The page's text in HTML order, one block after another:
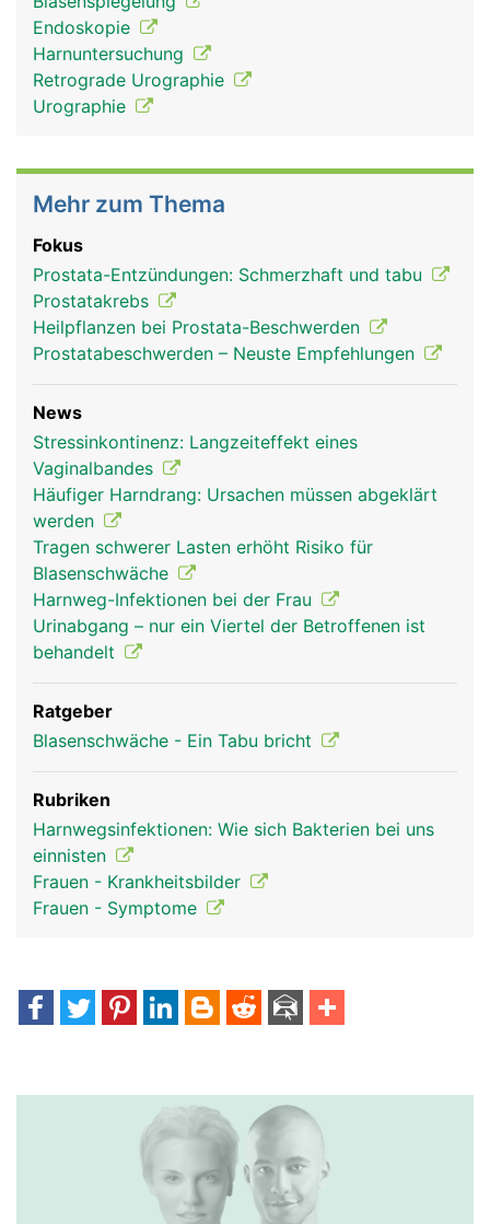
Endoskopie
Harnuntersuchung
Retrograde Urographie
Urographie
Mehr zum Thema
Fokus
Prostata-Entzündungen: Schmerzhaft und tabu
Prostatakrebs
Heilpflanzen bei Prostata-Beschwerden
Prostatabeschwerden – Neuste Empfehlungen
News
Stressinkontinenz: Langzeiteffekt eines
Vaginalbandes
Häufiger Harndrang: Ursachen müssen abgeklärt
werden
Tragen schwerer Lasten erhöht Risiko für
Blasenschwäche
Harnweg-Infektionen bei der Frau
Urinabgang – nur ein Viertel der Betroffenen ist
behandelt
Ratgeber
Blasenschwäche - Ein Tabu bricht
Rubriken
Harnwegsinfektionen: Wie sich Bakterien bei uns
einnisten
Frauen - Krankheitsbilder
Frauen - Symptome